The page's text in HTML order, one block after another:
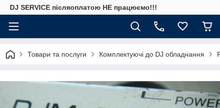
DJ SERVICE пiсляоплатою НЕ працюємо!!!
Товари та послуги Комплектуючі до DJ обладнання